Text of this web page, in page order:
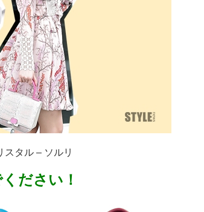
タル – ソルリ
ださい！